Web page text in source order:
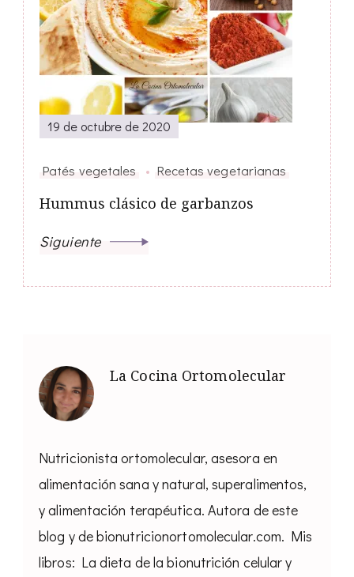
19 de octubre de 2020
Patés vegetales Recetas vegetarianas
Hummus clásico de garbanzos
Siguiente
La Cocina Ortomolecular
Nutricionista ortomolecular, asesora en
alimentación sana y natural, superalimentos,
y alimentación terapéutica. Autora de este
blog y de bionutricionortomolecular.com. Mis
libros: La dieta de la bionutrición celular y